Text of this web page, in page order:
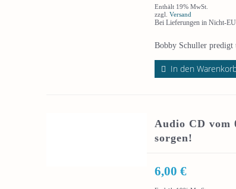
Enthält 19% MwSt.
zzgl. Versand
Bei Lieferungen in Nicht-
Bobby Schuller predigt
In den
Audio CD vom
sorgen!
6,00 €